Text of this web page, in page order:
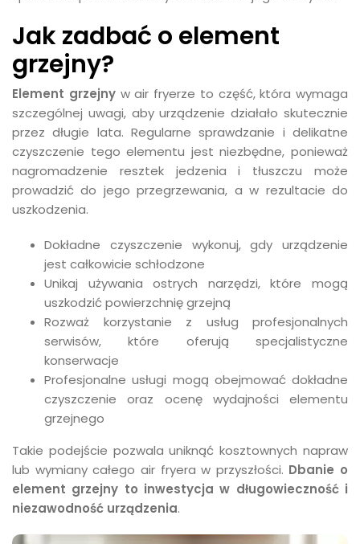
Jak zadbać o element
grzejny?
Element grzejnyw air fryerze to część, która wymaga
szczególnej uwagi, aby urządzenie działało skutecznie
przez długie lata. Regularne sprawdzanie i delikatne
czyszczenie tego elementu jest niezbędne, ponieważ
nagromadzenie resztek jedzenia i tłuszczu może
prowadzić do jego przegrzewania, a w rezultacie do
uszkodzenia.
Dokładne czyszczenie wykonuj, gdy urządzenie
jest całkowicie schłodzone
Unikaj używania ostrych narzędzi, które mogą
uszkodzić powierzchnię grzejną
Rozważ korzystanie z usług profesjonalnych
serwisów, które oferują specjalistyczne
konserwacje
Profesjonalne usługi mogą obejmować dokładne
czyszczenie oraz ocenę wydajności elementu
grzejnego
Takie podejście pozwala uniknąć kosztownych napraw
lub wymiany całego air fryera w przyszłości. Dbanie o
element grzejny to inwestycja w długowieczność i
niezawodność urządzenia.